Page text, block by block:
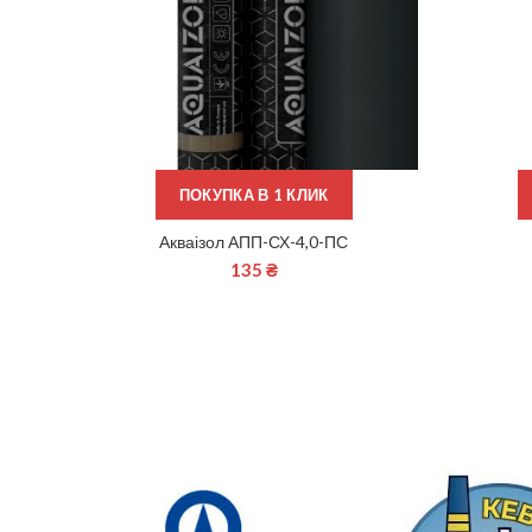
ПОКУПКА В 1 КЛИК
ЧИТАТИ ДАЛІ
Акваізол АПП-СХ-4,0-ПС
135 ₴